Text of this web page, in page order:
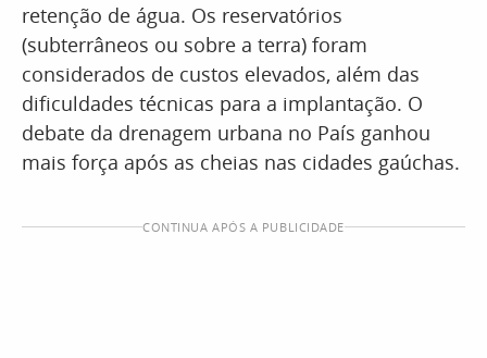
retenção de água. Os reservatórios
(subterrâneos ou sobre a terra) foram
considerados de custos elevados, além das
dificuldades técnicas para a implantação. O
debate da drenagem urbana no País ganhou
mais força após as cheias nas cidades gaúchas.
CONTINUA APÓS A PUBLICIDADE